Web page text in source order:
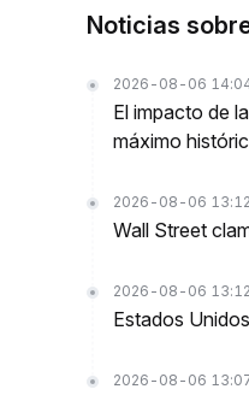
Noticias
2026-08-06
El impacto de
máximo
2026-08-06 13:12
Wall Street
2026-08-06 13:12
Estados
2026-08-06